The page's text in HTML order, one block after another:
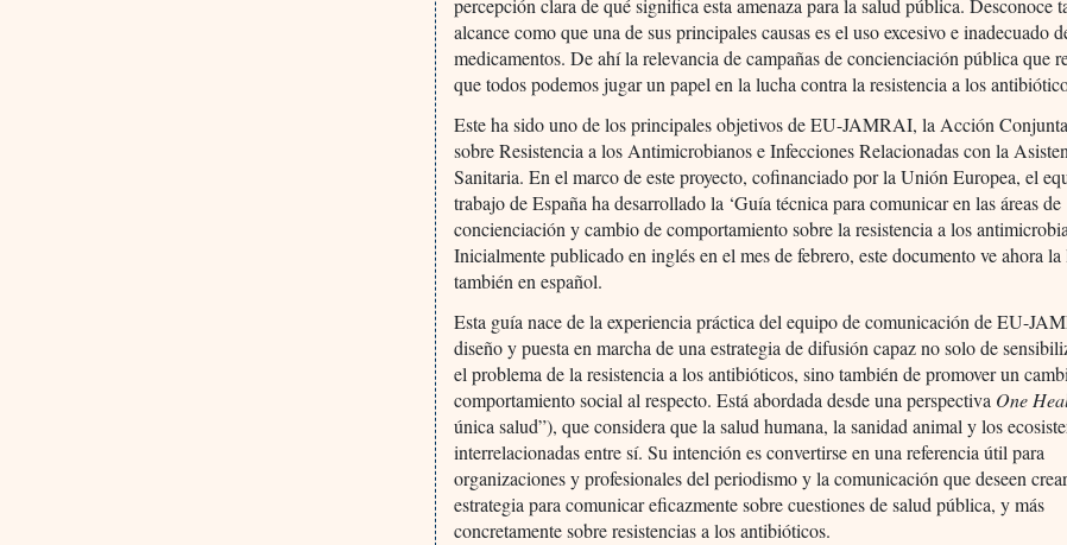
percepción clara de qué significa esta amenaza para la salud pública. Desconoce
alcance como que una de sus principales causas es el uso excesivo e inadecuado
medicamentos. De ahí la relevancia de campañas de concienciación pública que
que todos podemos jugar un papel en la lucha contra la resistencia a los
Este ha sido uno de los principales objetivos de EU-JAMRAI, la Acción
sobre Resistencia a los Antimicrobianos e Infecciones Relacionadas con la
Sanitaria. En el marco de este proyecto, cofinanciado por la Unión Europea, el
trabajo de España ha desarrollado la ‘Guía técnica para comunicar en las áreas de
concienciación y cambio de comportamiento sobre la resistencia a los
Inicialmente publicado en inglés en el mes de febrero, este documento ve ahora la
también en español.
Esta guía nace de la experiencia práctica del equipo de comunicación de EU-
diseño y puesta en marcha de una estrategia de difusión capaz no solo de
el problema de la resistencia a los antibióticos, sino también de promover un
comportamiento social al respecto. Está abordada desde una perspectiva One
única salud”), que considera que la salud humana, la sanidad animal y los
interrelacionadas entre sí. Su intención es convertirse en una referencia útil para
organizaciones y profesionales del periodismo y la comunicación que deseen
estrategia para comunicar eficazmente sobre cuestiones de salud pública, y más
concretamente sobre resistencias a los antibióticos.